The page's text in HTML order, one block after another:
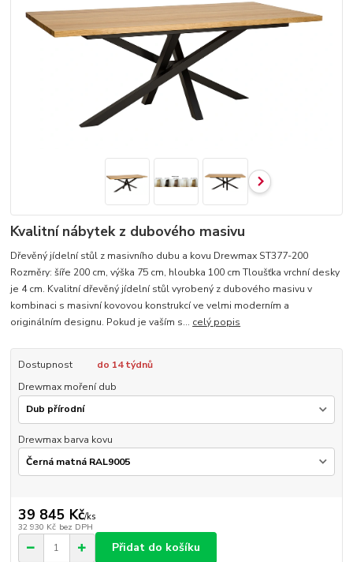
Kvalitní nábytek z dubového masivu
Dřevěný jídelní stůl z masivního dubu a kovu Drewmax ST377-200
Rozměry: šíře 200 cm, výška 75 cm, hloubka 100 cm Tloušťka vrchní desky
je 4 cm. Kvalitní dřevěný jídelní stůl vyrobený z dubového masivu v
kombinaci s masivní kovovou konstrukcí ve velmi moderním a
originálním designu. Pokud je vaším s... celý popis
Dostupnost
do 14 týdnů
Drewmax moření dub
Drewmax barva kovu
39 845 Kč/ks
32 930 Kč bez DPH
Přidat do košíku